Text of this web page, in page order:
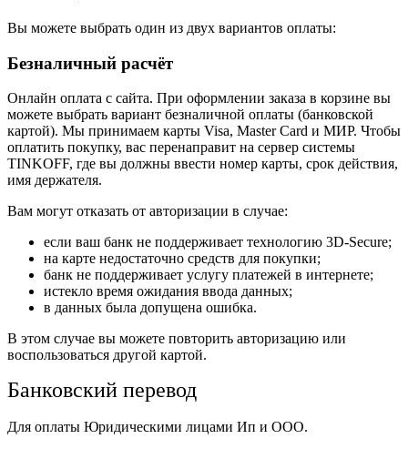
Вы можете выбрать один из двух вариантов оплаты:
Безналичный расчёт
Онлайн оплата с сайта. При оформлении заказа в корзине вы
можете выбрать вариант безналичной оплаты (банковской
картой). Мы принимаем карты Visa, Master Card и МИР. Чтобы
оплатить покупку, вас перенаправит на сервер системы
TINKOFF, где вы должны ввести номер карты, срок действия,
имя держателя.
Вам могут отказать от авторизации в случае:
если ваш банк не поддерживает технологию 3D-Secure;
на карте недостаточно средств для покупки;
банк не поддерживает услугу платежей в интернете;
истекло время ожидания ввода данных;
в данных была допущена ошибка.
В этом случае вы можете повторить авторизацию или
воспользоваться другой картой.
Банковский перевод
Для оплаты Юридическими лицами Ип и ООО.